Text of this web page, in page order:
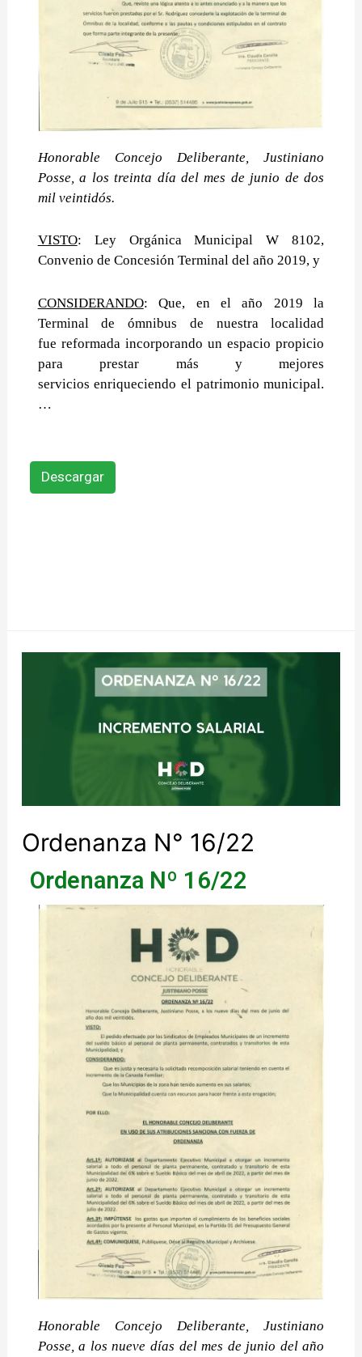
Honorable Concejo Deliberante, Justiniano
Posse, a los treinta día del mes de junio dedos
mil veintidós.
VISTO: Ley Orgánica Municipal W 8102,
Convenio de Concesión Terminal del año 2019, y
CONSIDERANDO: Que, en el año 2019 la
Terminal de ómnibus de nuestra localidad
fue reformada incorporando un espacio propicio
para prestar más y mejores
serviciosenriqueciendo el patrimonio municipal.
…
Descargar
Ordenanza N° 16/22
Ordenanza Nº 16/22
Honorable Concejo Deliberante, Justiniano
Posse, a los nueve días del mes de junio delaño